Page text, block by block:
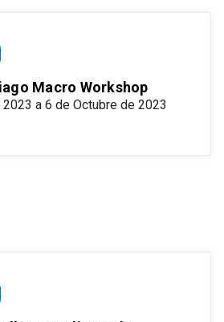
Macro Workshop
a 6 de Octubre de 2023